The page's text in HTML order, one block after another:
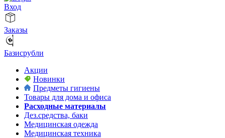
Вход
Заказы
Базисрубли
Акции
Новинки
Предметы гигиены
Товары для дома и офиса
Расходные материалы
Дез.средства, баки
Медицинская одежда
Медицинская техника